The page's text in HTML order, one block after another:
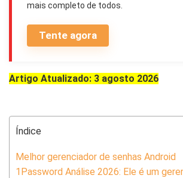
Tente agora
mais completo de todos.
Artigo Atualizado: 3 agosto 2026
Índice
Melhor gerenciador de senhas Android
1Password Análise 2026: Ele é um